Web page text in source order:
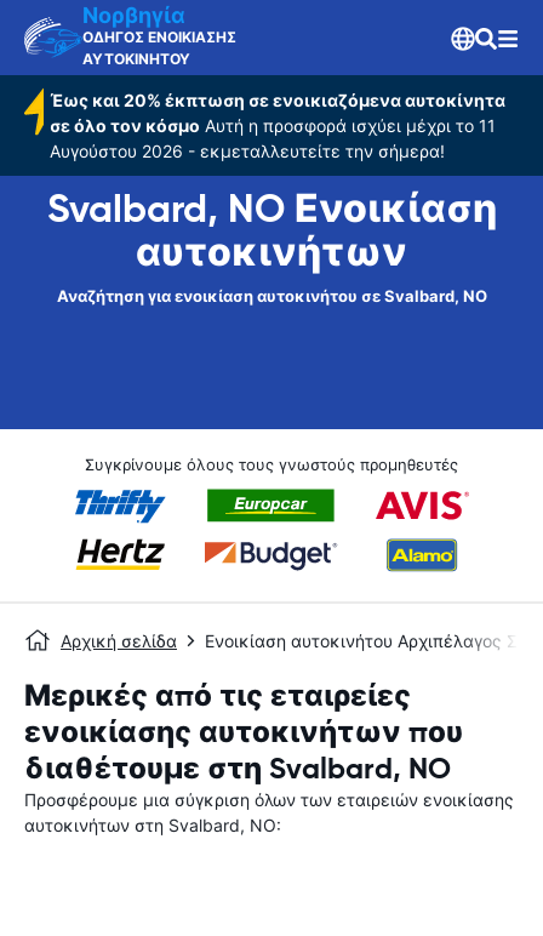
Νορβηγία
ΟΔΗΓΟΣ ΕΝΟΙΚΙΑΣΗΣ
ΑΥΤΟΚΙΝΗΤΟΥ
Έως και 20% έκπτωση σε ενοικιαζόμενα αυτοκίνητα
σε όλο τον κόσμο Αυτή η προσφορά ισχύει μέχρι το 11
Αυγούστου 2026 - εκμεταλλευτείτε την σήμερα!
Svalbard, NO Ενοικίαση
αυτοκινήτων
Αναζήτηση για ενοικίαση αυτοκινήτου σε Svalbard, NO
Συγκρίνουμε όλους τους γνωστούς προμηθευτές
Αρχική σελίδα Ενοικίαση αυτοκινήτου Αρχιπέλαγος
Μερικές από τις εταιρείες
ενοικίασης αυτοκινήτων που
διαθέτουμε στη Svalbard, NO
Προσφέρουμε μια σύγκριση όλων των εταιρειών ενοικίασης
αυτοκινήτων στη Svalbard, NO: